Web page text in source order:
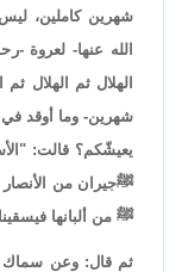
شهرين كاملين،
الله عنها- لعروة -
الهلال ثم الهلال
شهرين- وما أوقد في
يعيشّكم؟ قالت:
ﷺجيران من الأنصار
ﷺ من ألبانها
ثم قال: وعن